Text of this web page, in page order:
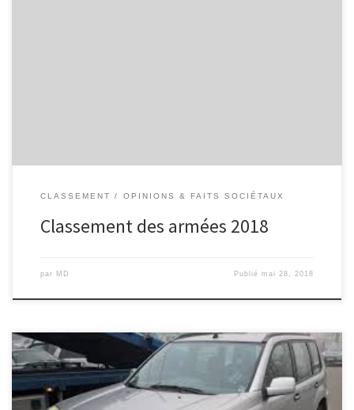
CLASSEMENT OPINIONS & FAITS SOCIÉTAUX
Classement des armées 2018
par MD Publiémai 28, 2018
N’achetez pas votre prochaine voiture sans avoir pris en compte